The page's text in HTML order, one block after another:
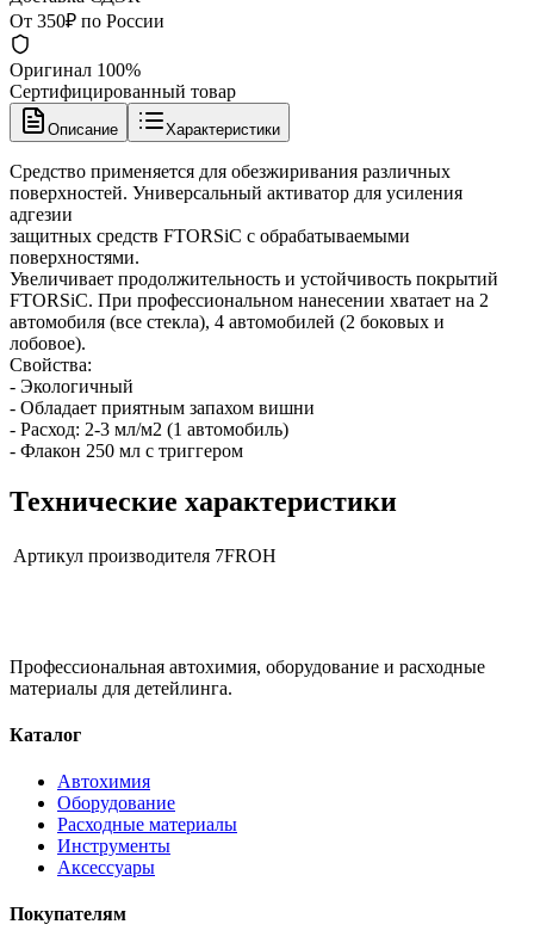
От 350₽ по России
Оригинал 100%
Сертифицированный товар
Описание Характеристики
Средство применяется для обезжиривания различных
поверхностей. Универсальный активатор для усиления
адгезии
защитных средств FTORSiC с обрабатываемыми
поверхностями.
Увеличивает продолжительность и устойчивость покрытий
FTORSiC. При профессиональном нанесении хватает на 2
автомобиля (все стекла), 4 автомобилей (2 боковых и
лобовое).
Свойства:
- Экологичный
- Обладает приятным запахом вишни
- Расход: 2-3 мл/м2 (1 автомобиль)
- Флакон 250 мл с триггером
Технические характеристики
Артикул производителя 7FROH
Профессиональная автохимия, оборудование и расходные
материалы для детейлинга.
Каталог
Автохимия
Оборудование
Расходные материалы
Инструменты
Аксессуары
Покупателям